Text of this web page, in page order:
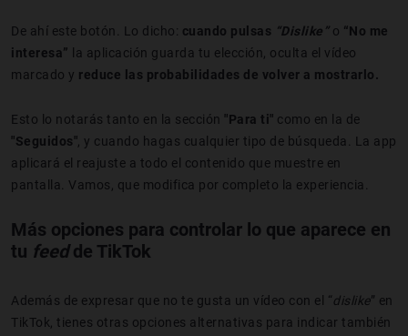
De ahí este botón. Lo dicho: cuando pulsas “Dislike” o “No me
interesa” la aplicación guarda tu elección, oculta el vídeo
marcado y reduce las probabilidades de volver a mostrarlo.
Esto lo notarás tanto en la sección "Para ti" como en la de
"Seguidos", y cuando hagas cualquier tipo de búsqueda. La app
aplicará el reajuste a todo el contenido que muestre en
pantalla. Vamos, que modifica por completo la experiencia.
Más opciones para controlar lo que aparece en
tu feedde TikTok
Además de expresar que no te gusta un vídeo con el “dislike” en
TikTok, tienes otras opciones alternativas para indicar también